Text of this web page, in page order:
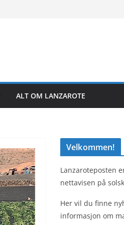
ALT OM LANZAROTE
Velkommen!
Lanzaroteposten
nettavisen på
Her vil du finne
informasjon om